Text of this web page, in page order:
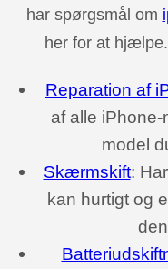
har spørgsmål om
her for at
Reparation af
af alle
model
Skærmskift:
kan hurtigt og